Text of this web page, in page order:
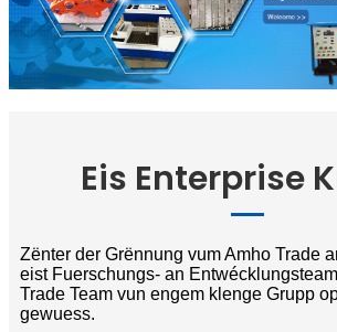
Eis Enterprise
Zënter der Grënnung vum Amho Trade
eist Fuerschungs- an
Trade Team vun engem klenge Grupp
gewuess.